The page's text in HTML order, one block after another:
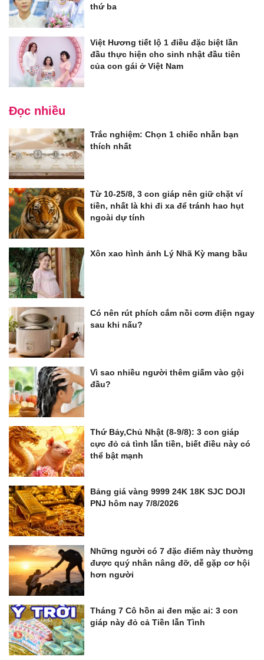
thứ ba
Việt Hương tiết lộ 1 điều đặc biệt lần
đầu thực hiện cho sinh nhật đầu tiên
của con gái ở Việt Nam
Đọc nhiều
Trắc nghiệm: Chọn 1 chiếc nhẫn bạn
thích nhất
Từ 10-25/8, 3 con giáp nên giữ chặt ví
tiền, nhất là khi đi xa để tránh hao hụt
ngoài dự tính
Xôn xao hình ảnh Lý Nhã Kỳ mang bầu
Có nên rút phích cắm nồi cơm điện ngay
sau khi nấu?
Vì sao nhiều người thêm giấm vào gội
đầu?
Thứ Bảy,Chủ Nhật (8-9/8): 3 con giáp
cực đỏ cả tình lẫn tiền, biết điều này có
thể bật mạnh
Bảng giá vàng 9999 24K 18K SJC DOJI
PNJ hôm nay 7/8/2026
Những người có 7 đặc điểm này thường
được quý nhân nâng đỡ, dễ gặp cơ hội
hơn người
Tháng 7 Cô hồn ai đen mặc ai: 3 con
giáp này đỏ cả Tiền lẫn Tình